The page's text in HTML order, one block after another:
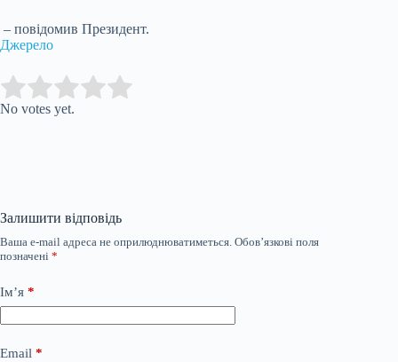
– повідомив Президент.
Джерело
Rate this item:
No votes yet.
Залишити відповідь
Ваша e-mail адреса не оприлюднюватиметься. Обов’язкові поля
позначені *
Ім’я *
Email *